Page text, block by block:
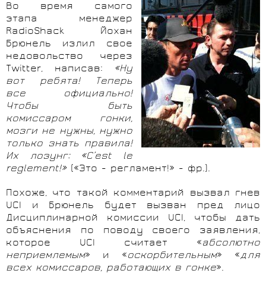
Во время самого
этапа менеджер
RadioShack Йохан
Брюнель излил свое
недовольство через
Twitter, написав: «Ну
вот ребята! Теперь
все официально!
Чтобы быть
комиссаром гонки,
мозги не нужны, нужно
только знать правила!
Их лозунг: «C’est le
reglement!»(«Это - регламент!» - фр.).
Похоже, что такой комментарий вызвал гнев
UCI и Брюнель будет вызван пред лицо
Дисциплинарной комиссии UCI, чтобы дать
объяснения по поводу своего заявления,
которое UCI считает «абсолютно
неприемлемым» и «оскорбительным» «для
всех комиссаров, работающих в гонке».